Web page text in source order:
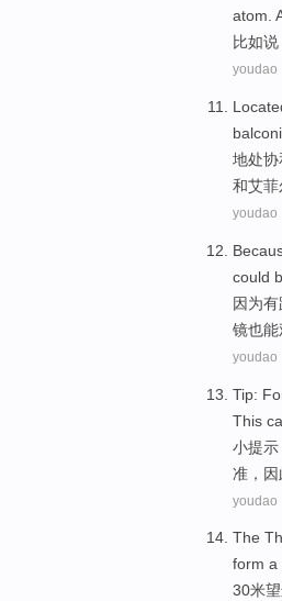
atom
比如说
youdao
地处协
和艾菲
youdao
could
因为有
镜也能
youdao
Tip:
This
小提示
准，
youdao
The
form a
30米